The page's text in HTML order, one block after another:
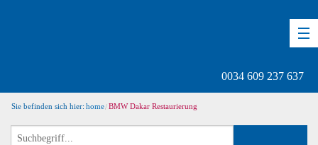
0034 609 237 637
Sie befinden sich hier: home BMW Dakar Restaurierung